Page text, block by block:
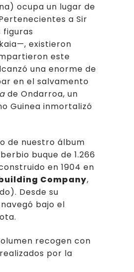
ocupa un lugar de
a Sir
figuras
existieron
este
una enorme de
en el salvamento
de Ondarroa, un
Guinea inmortalizó
de nuestro álbum
buque de 1.266
en 1904 en
Company,
Desde su
bajo el
recogen con
por la